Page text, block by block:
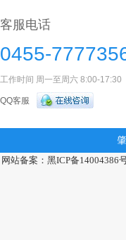
客服电话
0455-
工作时间 周一至周六 8:00-17:30
QQ客服
网站备案：黑ICP备14004386